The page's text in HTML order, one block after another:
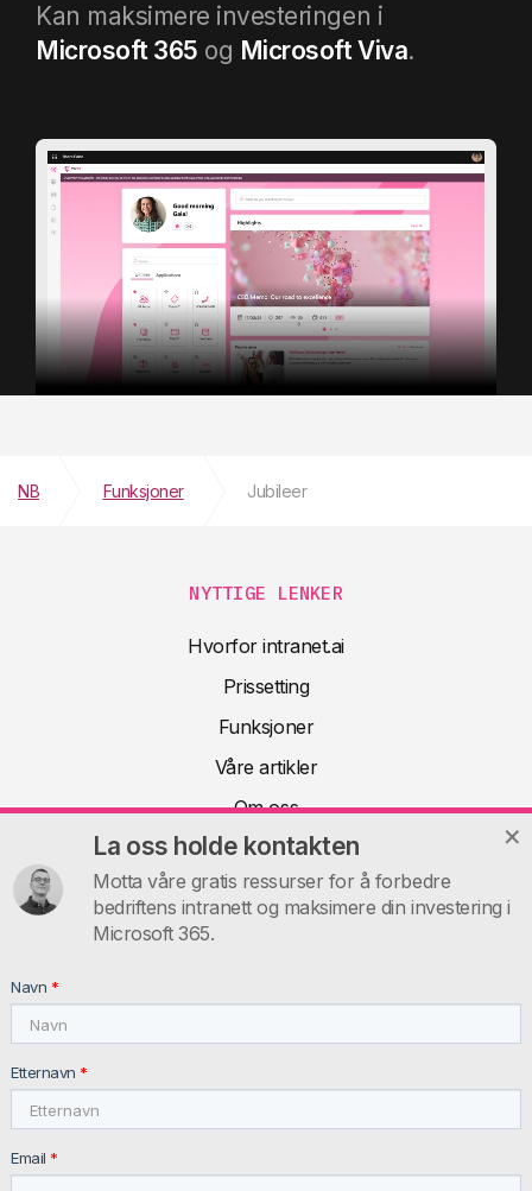
Kan maksimere investeringen i
Microsoft 365 og Microsoft Viva.
La oss holde kontakten
Motta våre gratis ressurser for å forbedre
bedriftens intranett og maksimere din investering i
Microsoft 365.
Navn *
Etternavn *
Email *
NB Funksjoner Jubileer
NYTTIGE LENKER
Hvorfor intranet.ai
Prissetting
Funksjoner
Våre artikler
Om oss
Teknisk dokumentasjon
FAQ
intranet.ai s.r.l. - Via Fabio Filzi, 5 - 20124 Milano MI - Italia
VAT: IT11172630961, Tel: +39 02 39 29 5655